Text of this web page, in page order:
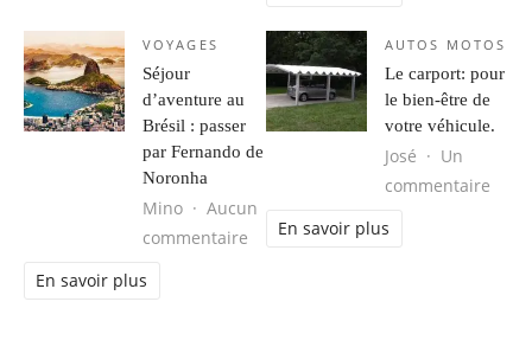
VOYAGES
Séjour
d’aventure au
Brésil : passer
par Fernando de
Noronha
Mino
Aucun
commentaire sur Séjour d’aventure au Brésil :
En savoir plus
AUTOS MOTOS
Le carport: pour
le bien-être de
votre véhicule.
José
Un
commentaire
En savoir plus